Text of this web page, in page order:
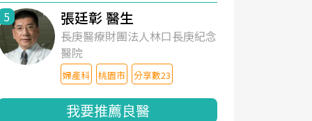
5 張廷彰 醫生
長庚醫療財團法人林口長庚紀念
醫院
婦產科 桃園市 分享數23
我要推薦良醫